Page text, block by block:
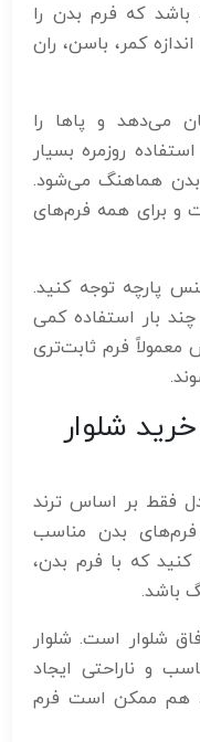
که فرم بدن را
کمر، باسن، ران
می‌دهد و پاها را
روزمره بسیار
بدن هماهنگ می‌شود.
و برای همه فرم‌های
پارچه توجه کنید.
بار استفاده کمی
معمولاً فرم ثابت‌تری
شلوار
فقط بر اساس ترند
بدن مناسب
که با فرم بدن،
باشد.
شلوار است. شلوار
و ناراحتی ایجاد
هم ممکن است فرم